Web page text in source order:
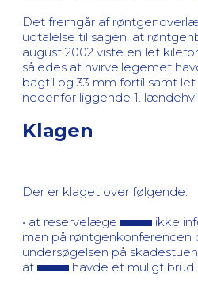
Det fremgår af
udtalelse til sagen, at
august 2002 viste en let
således at hvirvellegemet
bagtil og 33 mm fortil samt
nedenfor liggende 1.
Klagen
Der er klaget over følgende:
• at reservelæge
ikke
man på røntgenkonferencen
undersøgelsen på skadestuen,
at
havde et muligt brud